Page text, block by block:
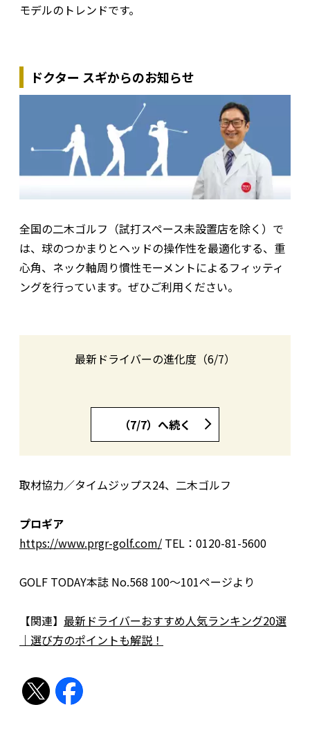
モデルのトレンドです。
ドクター スギからのお知らせ
全国の二木ゴルフ（試打スペース未設置店を除く）で
は、球のつかまりとヘッドの操作性を最適化する、重
心角、ネック軸周り慣性モーメントによるフィッティ
ングを行っています。ぜひご利用ください。
最新ドライバーの進化度（6/7）
（7/7）へ続く
取材協力／タイムジップス24、二木ゴルフ
プロギア
https://www.prgr-golf.com/ TEL：0120-81-5600
GOLF TODAY本誌 No.568 100〜101ページより
【関連】 最新ドライバーおすすめ人気ランキング20選
｜選び方のポイントも解説！